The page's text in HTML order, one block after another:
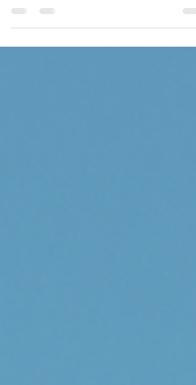
publier votre site puis connectez-vous
directement...